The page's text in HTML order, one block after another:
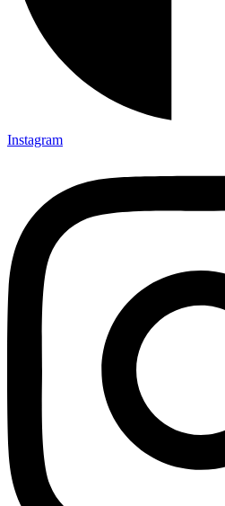
Instagram